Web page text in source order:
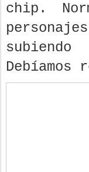
chip.
Debíamos